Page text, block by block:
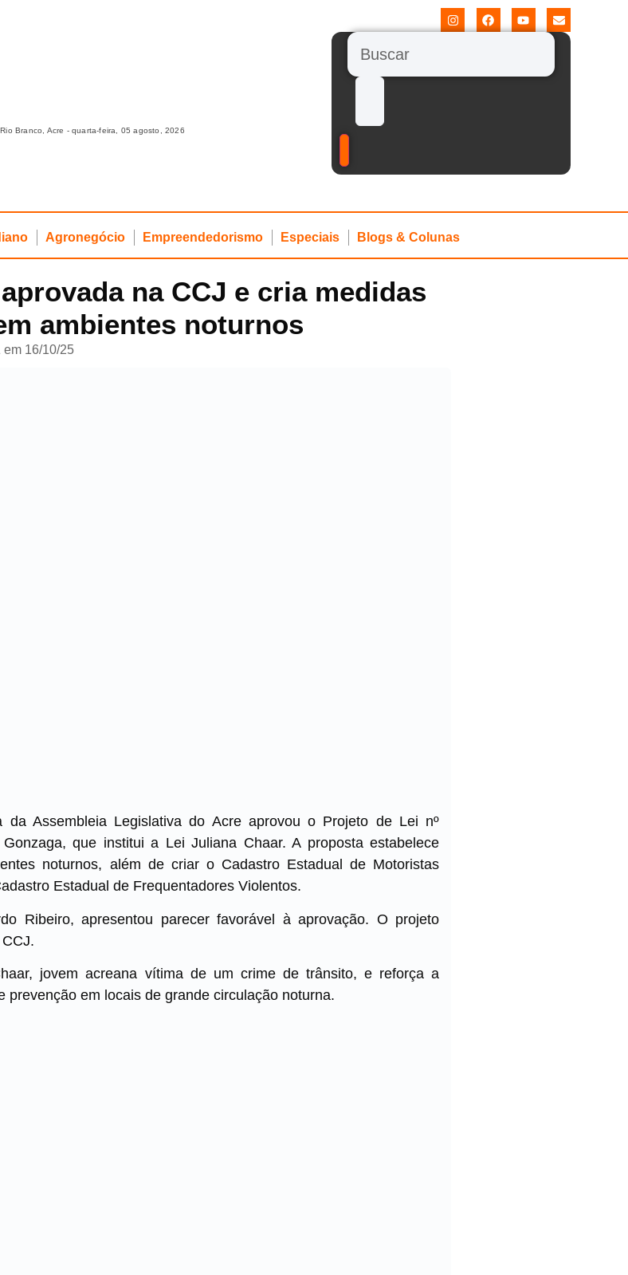
Rio Branco, Acre - quarta-feira, 05 agosto, 2026
Agronegócio Empreendedorismo Especiais Blogs & Colunas
na CCJ e cria medidas
ambientes noturnos
em 16/10/25
da Assembleia Legislativa do Acre aprovou o Projeto de Lei nº
que institui a Lei Juliana Chaar. A proposta estabelece
noturnos, além de criar o Cadastro Estadual de Motoristas
Estadual de Frequentadores Violentos.
Ribeiro, apresentou parecer favorável à aprovação. O projeto
jovem acreana vítima de um crime de trânsito, e reforça a
prevenção em locais de grande circulação noturna.